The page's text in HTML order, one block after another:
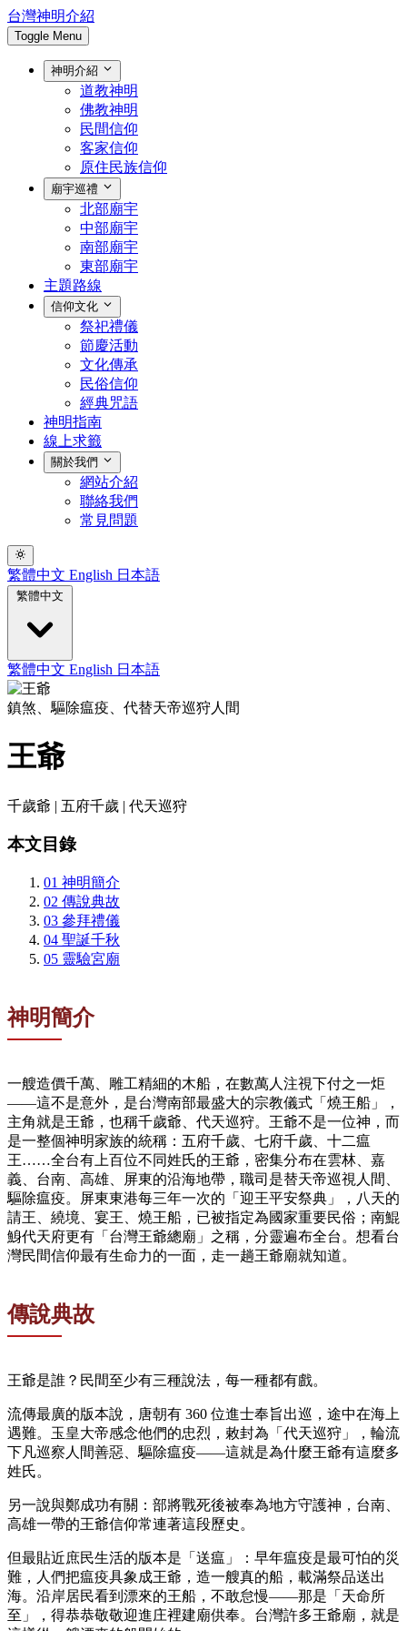
台灣神明介紹
Toggle Menu
神明介紹
道教神明
佛教神明
民間信仰
客家信仰
原住民族信仰
廟宇巡禮
北部廟宇
中部廟宇
南部廟宇
東部廟宇
主題路線
信仰文化
祭祀禮儀
節慶活動
文化傳承
民俗信仰
經典咒語
神明指南
線上求籤
關於我們
網站介紹
聯絡我們
常見問題
繁體中文 English 日本語
繁體中文
繁體中文 English 日本語
鎮煞、驅除瘟疫、代替天帝巡狩人間
王爺
千歲爺 | 五府千歲 | 代天巡狩
本文目錄
01 神明簡介
02 傳說典故
03 參拜禮儀
04 聖誕千秋
05 靈驗宮廟
神明簡介
一艘造價千萬、雕工精細的木船，在數萬人注視下付之一炬
——這不是意外，是台灣南部最盛大的宗教儀式「燒王船」，
主角就是王爺，也稱千歲爺、代天巡狩。王爺不是一位神，而
是一整個神明家族的統稱：五府千歲、七府千歲、十二瘟
王……全台有上百位不同姓氏的王爺，密集分布在雲林、嘉
義、台南、高雄、屏東的沿海地帶，職司是替天帝巡視人間、
驅除瘟疫。屏東東港每三年一次的「迎王平安祭典」，八天的
請王、繞境、宴王、燒王船，已被指定為國家重要民俗；南鯤
鯓代天府更有「台灣王爺總廟」之稱，分靈遍布全台。想看台
灣民間信仰最有生命力的一面，走一趟王爺廟就知道。
傳說典故
王爺是誰？民間至少有三種說法，每一種都有戲。
流傳最廣的版本說，唐朝有 360 位進士奉旨出巡，途中在海上
遇難。玉皇大帝感念他們的忠烈，敕封為「代天巡狩」，輪流
下凡巡察人間善惡、驅除瘟疫——這就是為什麼王爺有這麼多
姓氏。
另一說與鄭成功有關：部將戰死後被奉為地方守護神，台南、
高雄一帶的王爺信仰常連著這段歷史。
但最貼近庶民生活的版本是「送瘟」：早年瘟疫是最可怕的災
難，人們把瘟疫具象成王爺，造一艘真的船，載滿祭品送出
海。沿岸居民看到漂來的王船，不敢怠慢——那是「天命所
至」，得恭恭敬敬迎進庄裡建廟供奉。台灣許多王爺廟，就是